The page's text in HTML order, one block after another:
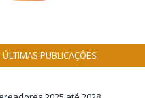
ÚLTIMAS PUBLICAÇÕES